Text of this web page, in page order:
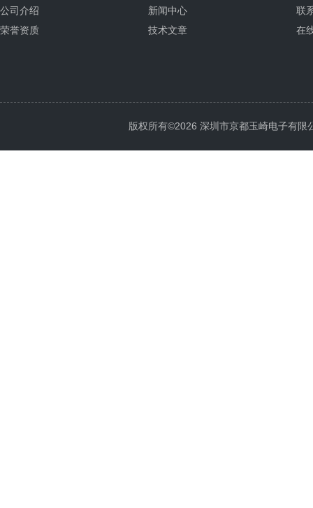
公司介绍
荣誉资质
新闻中心
技术文章
联
在
版权所有©2026 深圳市京都玉崎电子有